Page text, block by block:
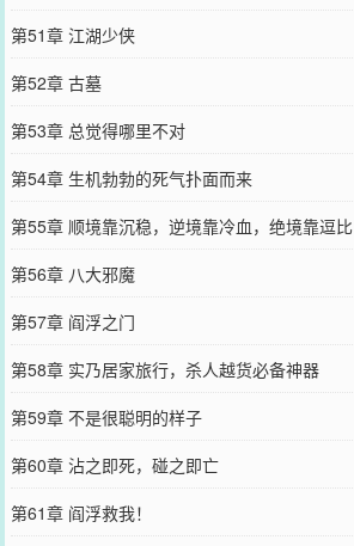
第51章 江湖少侠
第52章 古墓
第53章 总觉得哪里不对
第54章 生机勃勃的死气扑面而来
第55章 顺境靠沉稳，逆境靠冷血，绝境靠逗比
第56章 八大邪魔
第57章 阎浮之门
第58章 实乃居家旅行，杀人越货必备神器
第59章 不是很聪明的样子
第60章 沾之即死，碰之即亡
第61章 阎浮救我！